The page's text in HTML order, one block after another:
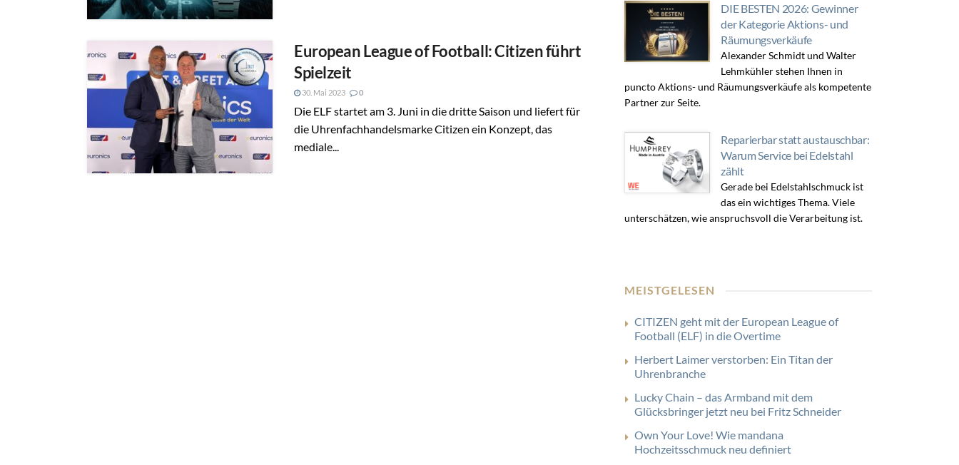
European League of Football: Citizen führt
Spielzeit
30. Mai 2023 0
Die ELF startet am 3. Juni in die dritte Saison und liefert für
die Uhrenfachhandelsmarke Citizen ein Konzept, das
mediale...
DIE BESTEN 2026: Gewinner
der Kategorie Aktions- und
Räumungsverkäufe
Alexander Schmidt und Walter
Lehmkühler stehen Ihnen in
puncto Aktions- und Räumungsverkäufe als kompetente
Partner zur Seite.
Reparierbar statt austauschbar:
Warum Service bei Edelstahl
zählt
Gerade bei Edelstahlschmuck ist
das ein wichtiges Thema. Viele
unterschätzen, wie anspruchsvoll die Verarbeitung ist.
MEISTGELESEN
CITIZEN geht mit der European League of
Football (ELF) in die Overtime
Herbert Laimer verstorben: Ein Titan der
Uhrenbranche
Lucky Chain – das Armband mit dem
Glücksbringer jetzt neu bei Fritz Schneider
Own Your Love! Wie mandana
Hochzeitsschmuck neu definiert